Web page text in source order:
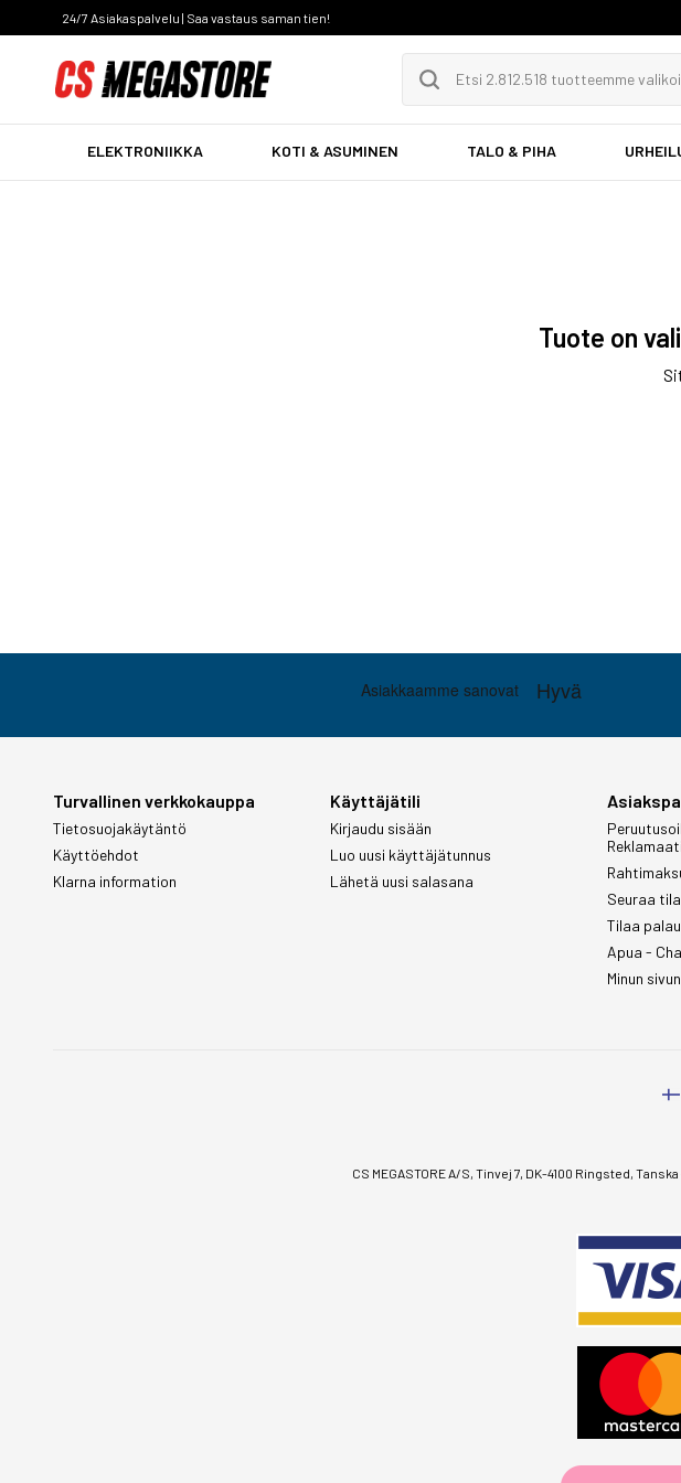
24/7 Asiakaspalvelu | Saa vastaus saman tien!
ELEKTRONIIKKA KOTI & ASUMINEN TALO & PIHA
Tuote on
Turvallinen verkkokauppa
Tietosuojakäytäntö
Käyttöehdot
Klarna information
Käyttäjätili
Kirjaudu sisään
Luo uusi käyttäjätunnus
Lähetä uusi salasana
Seuraa
Tilaa
Apua -
Minun
CS MEGASTORE A/S, Tinvej 7, DK-4100 Ringsted,